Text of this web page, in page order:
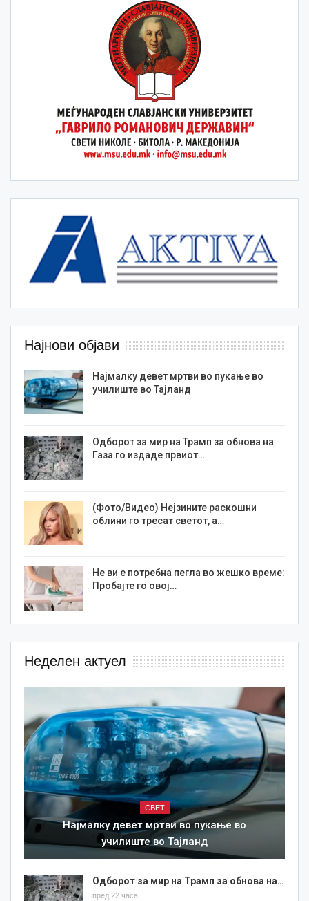
Најнови објави
Најмалку девет мртви во пукање во
училиште во Тајланд
Одборот за мир на Трамп за обнова на
Газа го издаде првиот…
(Фото/Видео) Нејзините раскошни
облини го тресат светот, а…
Не ви е потребна пегла во жешко време:
Пробајте го овој…
Неделен актуел
СВЕТ
Најмалку девет мртви во пукање во
училиште во Тајланд
Одборот за мир на Трамп за обнова на…
пред 22 часа